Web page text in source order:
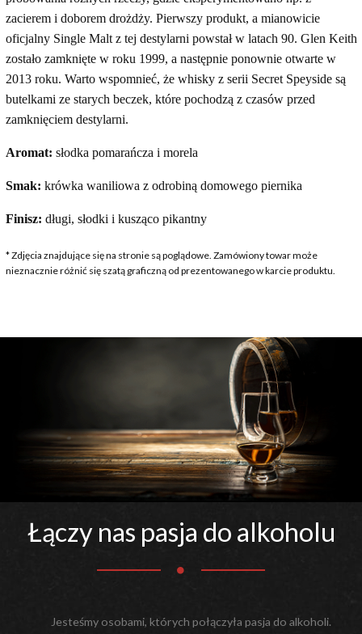
zacierem i doborem drożdży. Pierwszy produkt, a mianowicie
oficjalny Single Malt z tej destylarni powstał w latach 90. Glen Keith
zostało zamknięte w roku 1999, a następnie ponownie otwarte w
2013 roku. Warto wspomnieć, że whisky z serii Secret Speyside są
butelkami ze starych beczek, które pochodzą z czasów przed
zamknięciem destylarni.
Aromat: słodka pomarańcza i morela
Smak: krówka waniliowa z odrobiną domowego piernika
Finisz: długi, słodki i kusząco pikantny
* Zdjęcia znajdujące się na stronie są poglądowe. Zamówiony towar może
nieznacznie różnić się szatą graficzną od prezentowanego w karcie produktu.
Łączy nas pasja do alkoholu
Jesteśmy osobami, których połączyła pasja do alkoholi.